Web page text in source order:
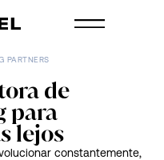
PARTNERS
de
para
lejos
constantemente,